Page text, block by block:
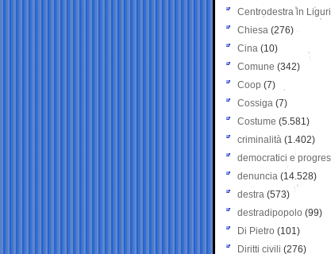
Centrodestra in
Chiesa (276)
Cina (10)
Comune (342)
Coop (7)
Cossiga (7)
Costume (5.581)
criminalità (1.402)
democratici e
denuncia (14.528)
destra (573)
destradipopolo (99)
Di Pietro (101)
Diritti civili (276)